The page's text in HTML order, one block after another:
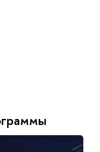
им. А.Н. Тихонова